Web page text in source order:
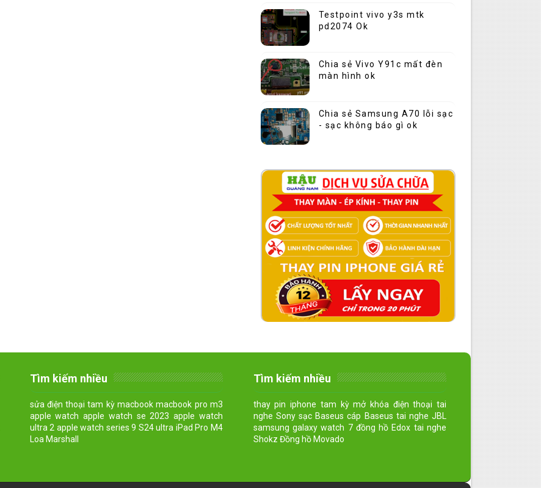
Testpoint vivo y3s mtk
pd2074 Ok
Chia sẻ Vivo Y91c mất đèn
màn hình ok
Chia sẻ Samsung A70 lỗi sạc
- sạc không báo gì ok
Tìm kiếm nhiều
sửa điện thoại tam kỳ macbook macbook pro m3
apple watch apple watch se 2023 apple watch
ultra 2 apple watch series 9 S24 ultra iPad Pro M4
Loa Marshall
Tìm kiếm nhiều
thay pin iphone tam kỳ mở khóa điện thoại tai
nghe Sony sạc Baseus cáp Baseus tai nghe JBL
samsung galaxy watch 7 đồng hồ Edox tai nghe
Shokz Đồng hồ Movado